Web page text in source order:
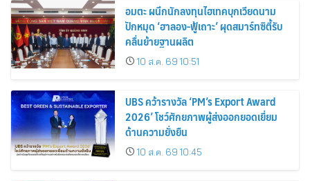
อมตะ ผนึกนักลงทุนไฮเทคบุกเวียดนาม
ปักหมุด ‘ฮาลอง-ฟู้เถาะ’ ผุดสมาร์ทซิตี้รับ
คลื่นย้ายฐานผลิต
10 ส.ค. 69 10:51
UBS คว้ารางวัล ‘PM’s Export Award
2026’ โชว์ศักยภาพผู้ส่งออกยอดเยี่ยม
ด้านความยั่งยืน
10 ส.ค. 69 10:45